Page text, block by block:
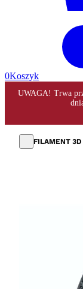
0Koszyk